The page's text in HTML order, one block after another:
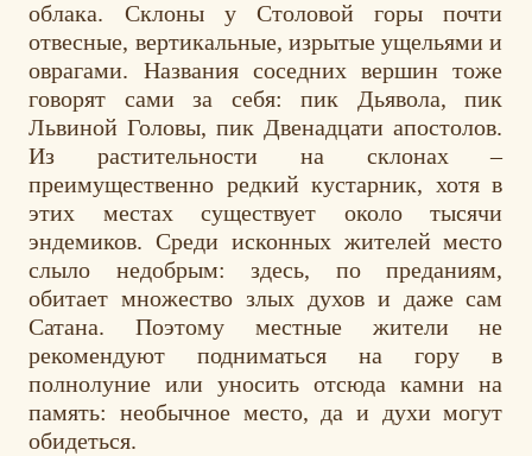
облака. Склоны у Столовой горы почти
отвесные, вертикальные, изрытые ущельями и
оврагами. Названия соседних вершин тоже
говорят сами за себя: пик Дьявола, пик
Львиной Головы, пик Двенадцати апостолов.
Из растительности на склонах –
преимущественно редкий кустарник, хотя в
этих местах существует около тысячи
эндемиков. Среди исконных жителей место
слыло недобрым: здесь, по преданиям,
обитает множество злых духов и даже сам
Сатана. Поэтому местные жители не
рекомендуют подниматься на гору в
полнолуние или уносить отсюда камни на
память: необычное место, да и духи могут
обидеться.